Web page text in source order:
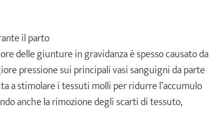
il parto
delle giunture in gravidanza è spesso causato da
pressione sui principali vasi sanguigni da parte
a stimolare i tessuti molli per ridurre l’accumulo
anche la rimozione degli scarti di tessuto,